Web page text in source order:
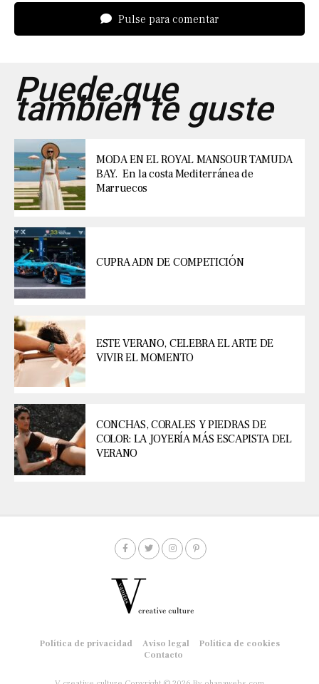
Pulse para comentar
Puede que
también te guste
MODA EN EL ROYAL MANSOUR TAMUDA
BAY. En la costa Mediterránea de
Marruecos
CUPRA ADN DE COMPETICIÓN
ESTE VERANO, CELEBRA EL ARTE DE
VIVIR EL MOMENTO
CONCHAS, CORALES Y PIEDRAS DE
COLOR: LA JOYERÍA MÁS ESCAPISTA DEL
VERANO
Política de privacidad Aviso legal
Política de cookies
Contacto